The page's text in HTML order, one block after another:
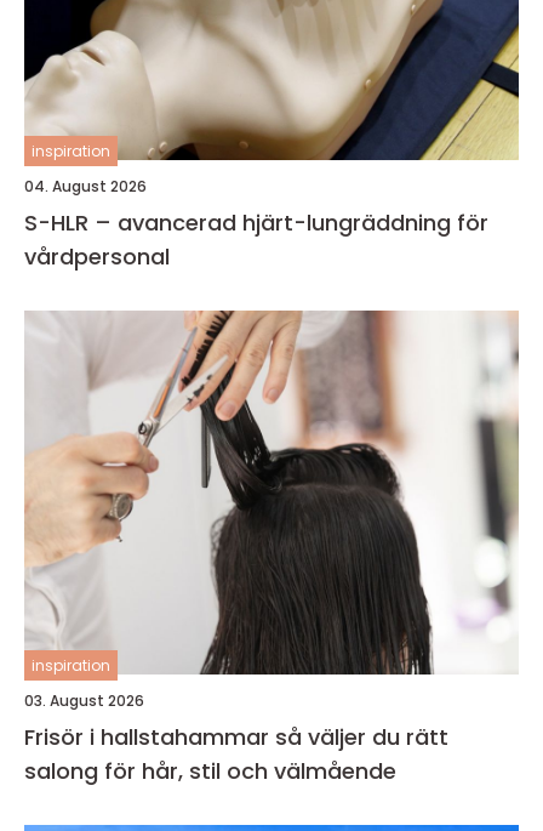
inspiration
04. August 2026
S-HLR – avancerad hjärt-lungräddning för
vårdpersonal
inspiration
03. August 2026
Frisör i hallstahammar så väljer du rätt
salong för hår, stil och välmående